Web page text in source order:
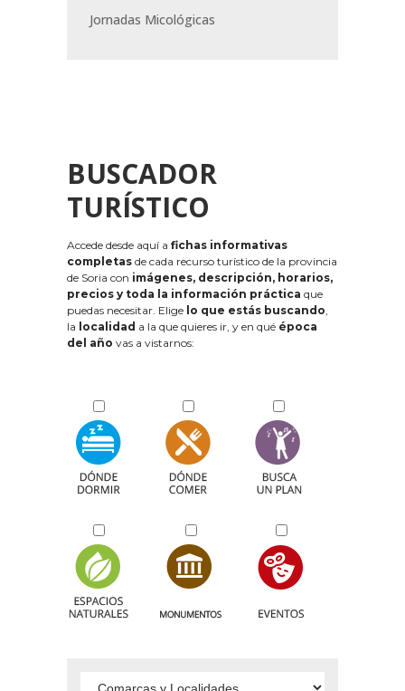
Jornadas Micológicas
BUSCADOR
TURÍSTICO
Accede desde aquí a fichas informativas
completas de cada recurso turístico de la provincia
de Soria con imágenes, descripción, horarios,
precios y toda la información práctica que
puedas necesitar. Elige lo que estás buscando,
la localidad a la que quieres ir, y en qué época
del año vas a vistarnos: